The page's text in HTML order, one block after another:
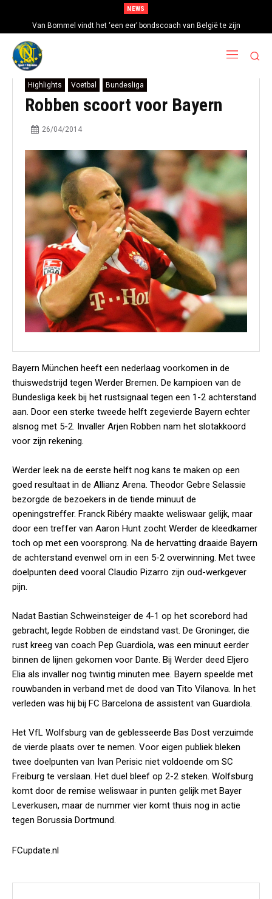
NEWS
Van Bommel vindt het ‘een eer’ bondscoach van België te zijn
Highlights Voetbal Bundesliga
Robben scoort voor Bayern
26/04/2014
Bayern München heeft een nederlaag voorkomen in de
thuiswedstrijd tegen Werder Bremen. De kampioen van de
Bundesliga keek bij het rustsignaal tegen een 1-2 achterstand
aan. Door een sterke tweede helft zegevierde Bayern echter
alsnog met 5-2. Invaller Arjen Robben nam het slotakkoord
voor zijn rekening.
Werder leek na de eerste helft nog kans te maken op een
goed resultaat in de Allianz Arena. Theodor Gebre Selassie
bezorgde de bezoekers in de tiende minuut de
openingstreffer. Franck Ribéry maakte weliswaar gelijk, maar
door een treffer van Aaron Hunt zocht Werder de kleedkamer
toch op met een voorsprong. Na de hervatting draaide Bayern
de achterstand evenwel om in een 5-2 overwinning. Met twee
doelpunten deed vooral Claudio Pizarro zijn oud-werkgever
pijn.
Nadat Bastian Schweinsteiger de 4-1 op het scorebord had
gebracht, legde Robben de eindstand vast. De Groninger, die
rust kreeg van coach Pep Guardiola, was een minuut eerder
binnen de lijnen gekomen voor Dante. Bij Werder deed Eljero
Elia als invaller nog twintig minuten mee. Bayern speelde met
rouwbanden in verband met de dood van Tito Vilanova. In het
verleden was hij bij FC Barcelona de assistent van Guardiola.
Het VfL Wolfsburg van de geblesseerde Bas Dost verzuimde
de vierde plaats over te nemen. Voor eigen publiek bleken
twee doelpunten van Ivan Perisic niet voldoende om SC
Freiburg te verslaan. Het duel bleef op 2-2 steken. Wolfsburg
komt door de remise weliswaar in punten gelijk met Bayer
Leverkusen, maar de nummer vier komt thuis nog in actie
tegen Borussia Dortmund.
FCupdate.nl